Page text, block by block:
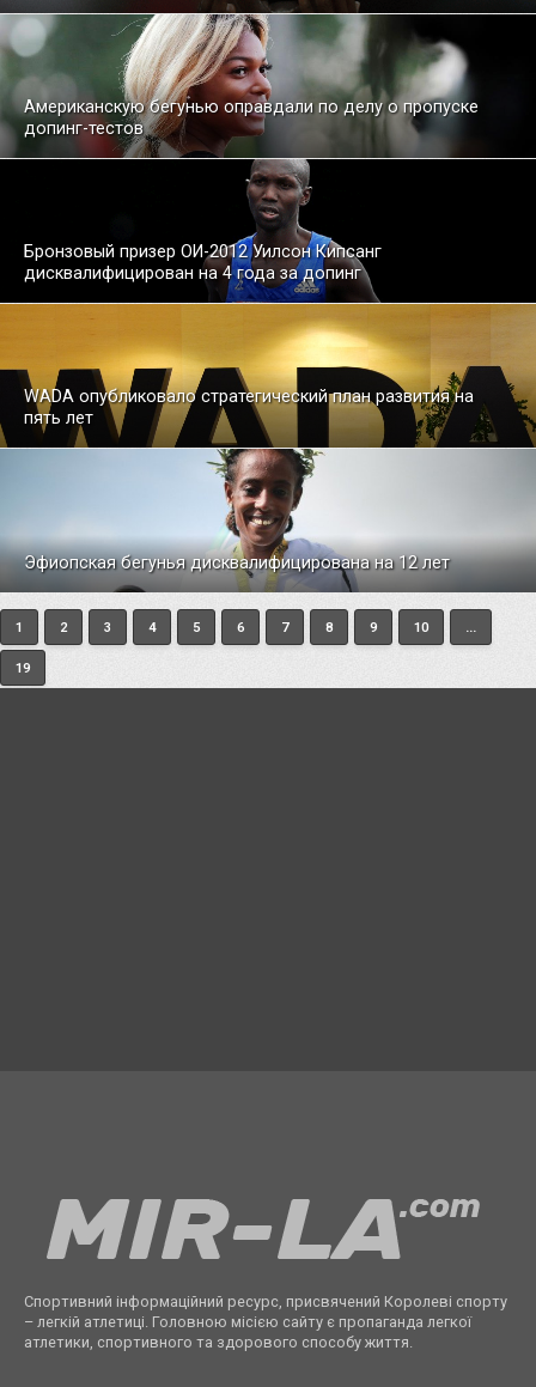
Американскую бегунью оправдали по делу о пропуске
допинг-тестов
Бронзовый призер ОИ-2012 Уилсон Кипсанг
дисквалифицирован на 4 года за допинг
WADA опубликовало стратегический план развития на
пять лет
Эфиопская бегунья дисквалифицирована на 12 лет
1 2 3 4 5 6 7 8 9 10 ...
19
Спортивний інформаційний ресурс, присвячений Королеві спорту
– легкій атлетиці. Головною місією сайту є пропаганда легкої
атлетики, спортивного та здорового способу життя.